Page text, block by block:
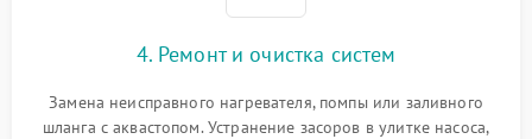
4. Ремонт и очистка систем
Замена неисправного нагревателя, помпы или заливного
шланга с аквастопом. Устранение засоров в улитке насоса,